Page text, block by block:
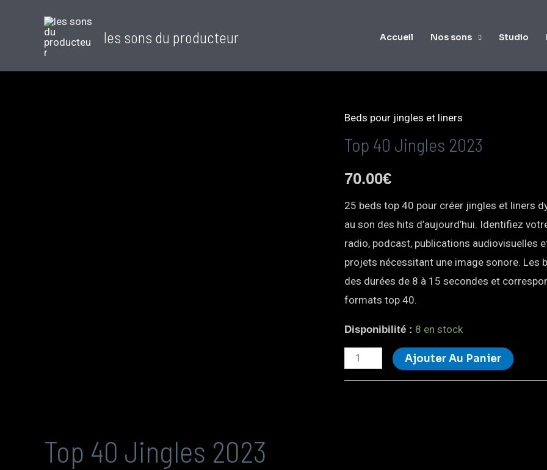
les sons du producteur Accueil Nos sons Studio
Beds pour jingles et liners
Top 40 Jingles 2023
70.00€
25 beds top 40 pour créer jingles et liners
au son des hits d’aujourd’hui. Identifiez
radio, podcast, publications audiovisuelles
projets nécessitant une image sonore. Les
des durées de 8 à 15 secondes et
formats top 40.
Disponibilité : 8 en stock
Ajouter Au Panier
Top 40 Jingles 2023